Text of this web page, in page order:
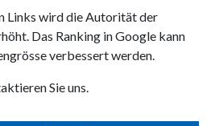
Links wird die Autorität der
Das Ranking in Google kann
verbessert werden.
Sie uns.